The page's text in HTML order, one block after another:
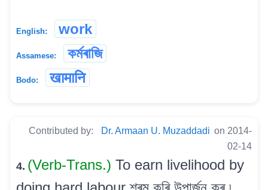
English: work
Assamese: কৰ্মৰাজি
Bodo: खामानि
Contributed by: Dr. Armaan U. Muzaddadi on 2014-
02-14
4. (Verb-Trans.) To earn livelihood by